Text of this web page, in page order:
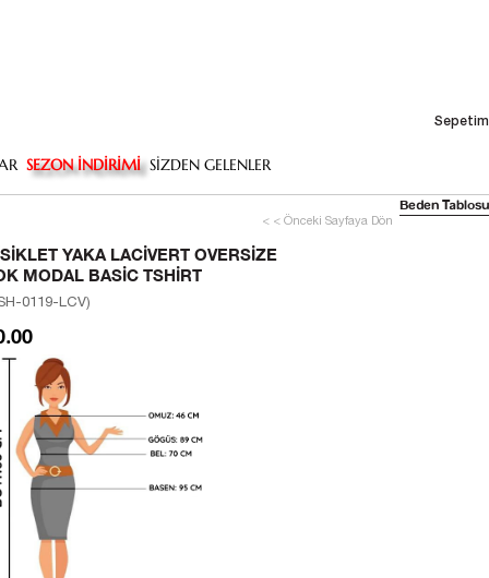
Sepetim
SEZON İNDİRİMİ SİZDEN GELENLER
< < Önceki Sayfaya Dön
YAKA LACIVERT OVERSIZE
MODAL BASIC TSHIRT
0119-LCV)
Beden Tablosu